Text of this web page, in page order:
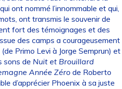
ont nommé l’innommable et qui,
ont transmis le souvenir de
fort des témoignages et des
des camps a courageusement
Primo Levi à Jorge Semprun) et
sons de Nuit et Brouillard
Année Zérode Roberto
d’apprécier Phoenix à sa juste